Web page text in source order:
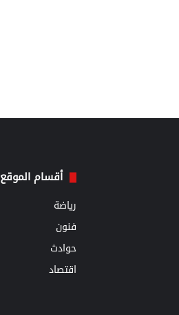
أقسام الموقع
رياضة
فنون
حوادث
اقتصاد